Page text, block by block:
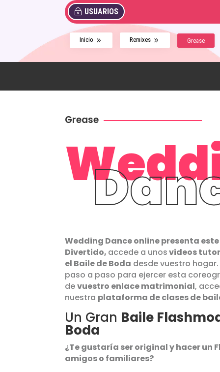
USUARIOS
Inicio 9 Remixes 9 Grease
Grease
Wedding Dance online presenta
Divertido, accede a unosvideos
el Baile de Boda desde vuestro
paso a paso para ejercer esta
devuestro enlace matrimonial,
nuestra plataforma de clases de
Un Gran Baile
Boda
¿Te gustaría ser original y hacer un
amigos o familiares?